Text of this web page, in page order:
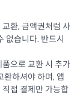
환, 금액권처럼 사
없습니다. 반드시
으로 교환 시 추가
환하셔야 하며, 앱
접 결제만 가능합